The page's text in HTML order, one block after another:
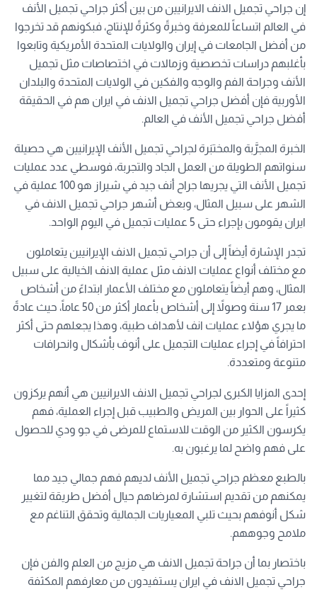
إن جراحي تجميل الانف الايرانيين من بين أكثر جراحي تجميل الأنف
في العالم اتساعاً للمعرفة وخبرةً وكثرةً للإنتاج، فبكونهم قد تخرجوا
من أفضل الجامعات في إيران والولايات المتحدة الأمريكية وتابعوا
بأغلبهم دراسات تخصصية وزمالات في اختصاصات مثل تجميل
الأنف وجراحة الفم والوجه والفكين في الولايات المتحدة والبلدان
الأوربية فإن أفضل جراحي تجميل الانف في ايران هم في الحقيقة
أفضل جراحي تجميل الأنف في العالم.
الخبرة المجرَّبة والمختبَرة لجراحي تجميل الأنف الإيرانيين هي حصيلة
سنواتهم الطويلة من العمل الجاد والتجربة، فوسطي عدد عمليات
تجميل الأنف التي يجريها جراح أنف جيد في شيراز هو 100 عملية في
الشهر على سبيل المثال، وبعض أشهر جراحي تجميل الانف في
ايران يقومون بإجراء حتى 5 عمليات تجميل في اليوم الواحد.
تجدر الإشارة أيضاً إلى أن جراحي تجميل الانف الإيرانيين يتعاملون
مع مختلف أنواع عمليات الانف مثل عملية الانف الخيالية على سبيل
المثال، وهم أيضاً يتعاملون مع مختلف الأعمار ابتداءً من أشخاص
بعمر 17 سنة وصولاً إلى أشخاص بأعمار أكثر من 50 عاماً، حيث عادةً
ما يجري هؤلاء عمليات انف لأهداف طبية، وهذا يجعلهم حتى أكثر
احترافاً في إجراء عمليات التجميل على أنوف بأشكال وانحرافات
متنوعة ومتعددة.
إحدى المزايا الكبرى لجراحي تجميل الانف الايرانيين هي أنهم يركزون
كثيراً على الحوار بين المريض والطبيب قبل إجراء العملية، فهم
يكرسون الكثير من الوقت للاستماع للمرضى في جو ودي للحصول
على فهم واضح لما يرغبون به.
بالطبع معظم جراحي تجميل الأنف لديهم فهم جمالي جيد مما
يمكنهم من تقديم استشارة لمرضاهم حيال أفضل طريقة لتغيير
شكل أنوفهم بحيث تلبي المعياريات الجمالية وتحقق التناغم مع
ملامح وجوههم.
باختصار بما أن جراحة تجميل الانف هي مزيج من العلم والفن فإن
جراحي تجميل الانف في ايران يستفيدون من معارفهم المكثفة